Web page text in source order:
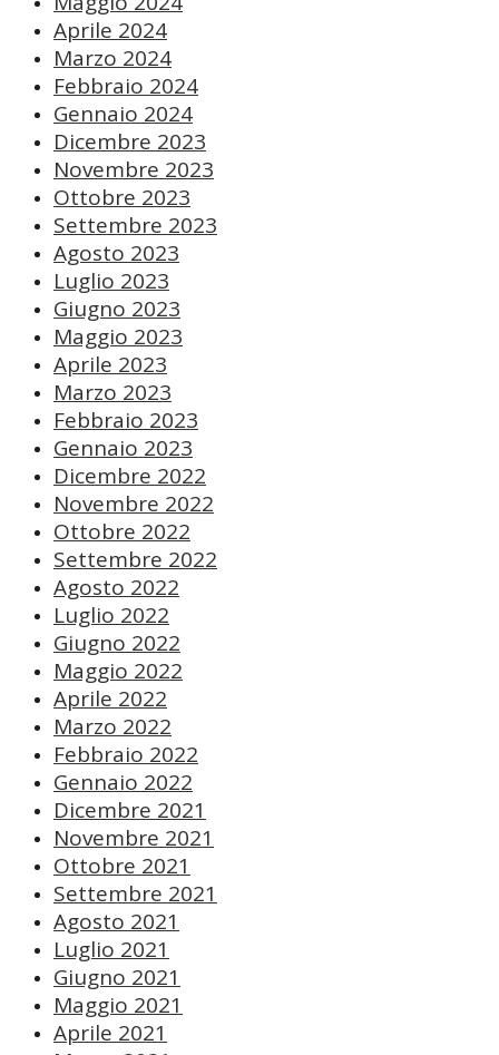
Aprile 2024
Marzo 2024
Febbraio 2024
Gennaio 2024
Dicembre 2023
Novembre 2023
Ottobre 2023
Settembre 2023
Agosto 2023
Luglio 2023
Giugno 2023
Maggio 2023
Aprile 2023
Marzo 2023
Febbraio 2023
Gennaio 2023
Dicembre 2022
Novembre 2022
Ottobre 2022
Settembre 2022
Agosto 2022
Luglio 2022
Giugno 2022
Maggio 2022
Aprile 2022
Marzo 2022
Febbraio 2022
Gennaio 2022
Dicembre 2021
Novembre 2021
Ottobre 2021
Settembre 2021
Agosto 2021
Luglio 2021
Giugno 2021
Maggio 2021
Aprile 2021